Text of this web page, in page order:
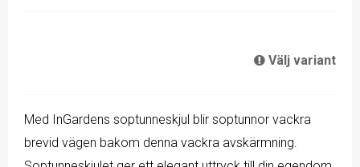
Välj variant
Med InGardens soptunneskjul blir soptunnor vackra
brevid vägen bakom denna vackra avskärmning.